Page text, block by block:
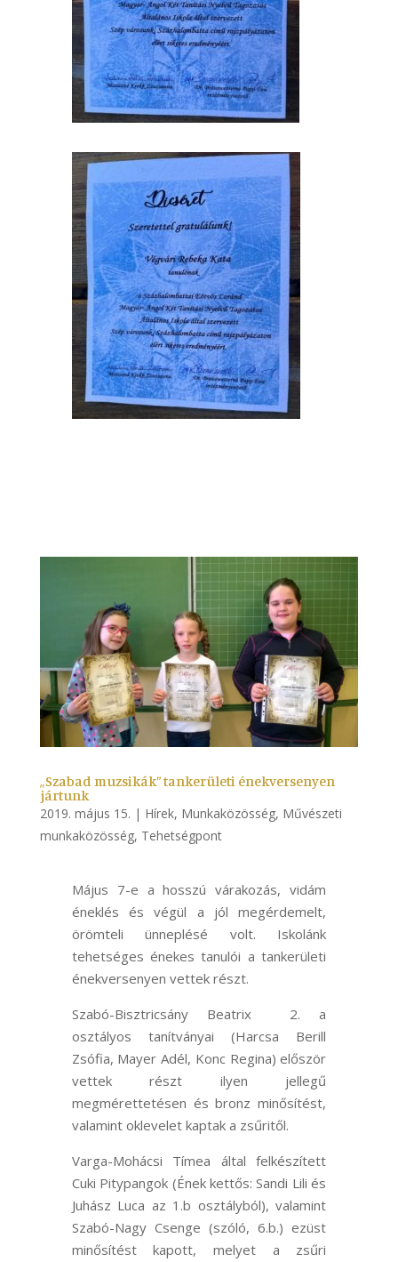
„Szabad muzsikák” tankerületi énekversenyen
jártunk
2019. május 15. | Hírek, Munkaközösség, Művészeti
munkaközösség, Tehetségpont
Május 7-e a hosszú várakozás, vidám
éneklés és végül a jól megérdemelt,
örömteli ünneplésé volt. Iskolánk
tehetséges énekes tanulói a tankerületi
énekversenyen vettek részt.
Szabó-Bisztricsány Beatrix 2. a
osztályos tanítványai (Harcsa Berill
Zsófia, Mayer Adél, Konc Regina) először
vettek részt ilyen jellegű
megmérettetésen és bronz minősítést,
valamint oklevelet kaptak a zsűritől.
Varga-Mohácsi Tímea által felkészített
Cuki Pitypangok (Ének kettős: Sandi Lili és
Juhász Luca az 1.b osztályból), valamint
Szabó-Nagy Csenge (szóló, 6.b.) ezüst
minősítést kapott, melyet a zsűri